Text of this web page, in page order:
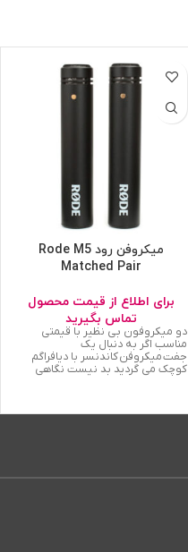
میکروفن رود Rode M5
Matched Pair
برای اطلاع از قیمت محصول
تماس بگیرید
دو میکروفون بی نظیر با قیمتی
مناسب اگر به دنبال یک
جفت میکروفن کاندنسر با دیافراگم
کوچک می گردید بد نیست نگاهی